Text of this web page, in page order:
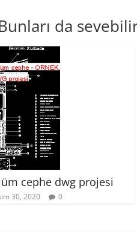
da
cephe dwg projesi
30, 2020 0